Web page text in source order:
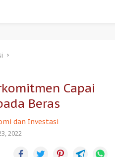
Capai
Beras
dan Investasi
2022